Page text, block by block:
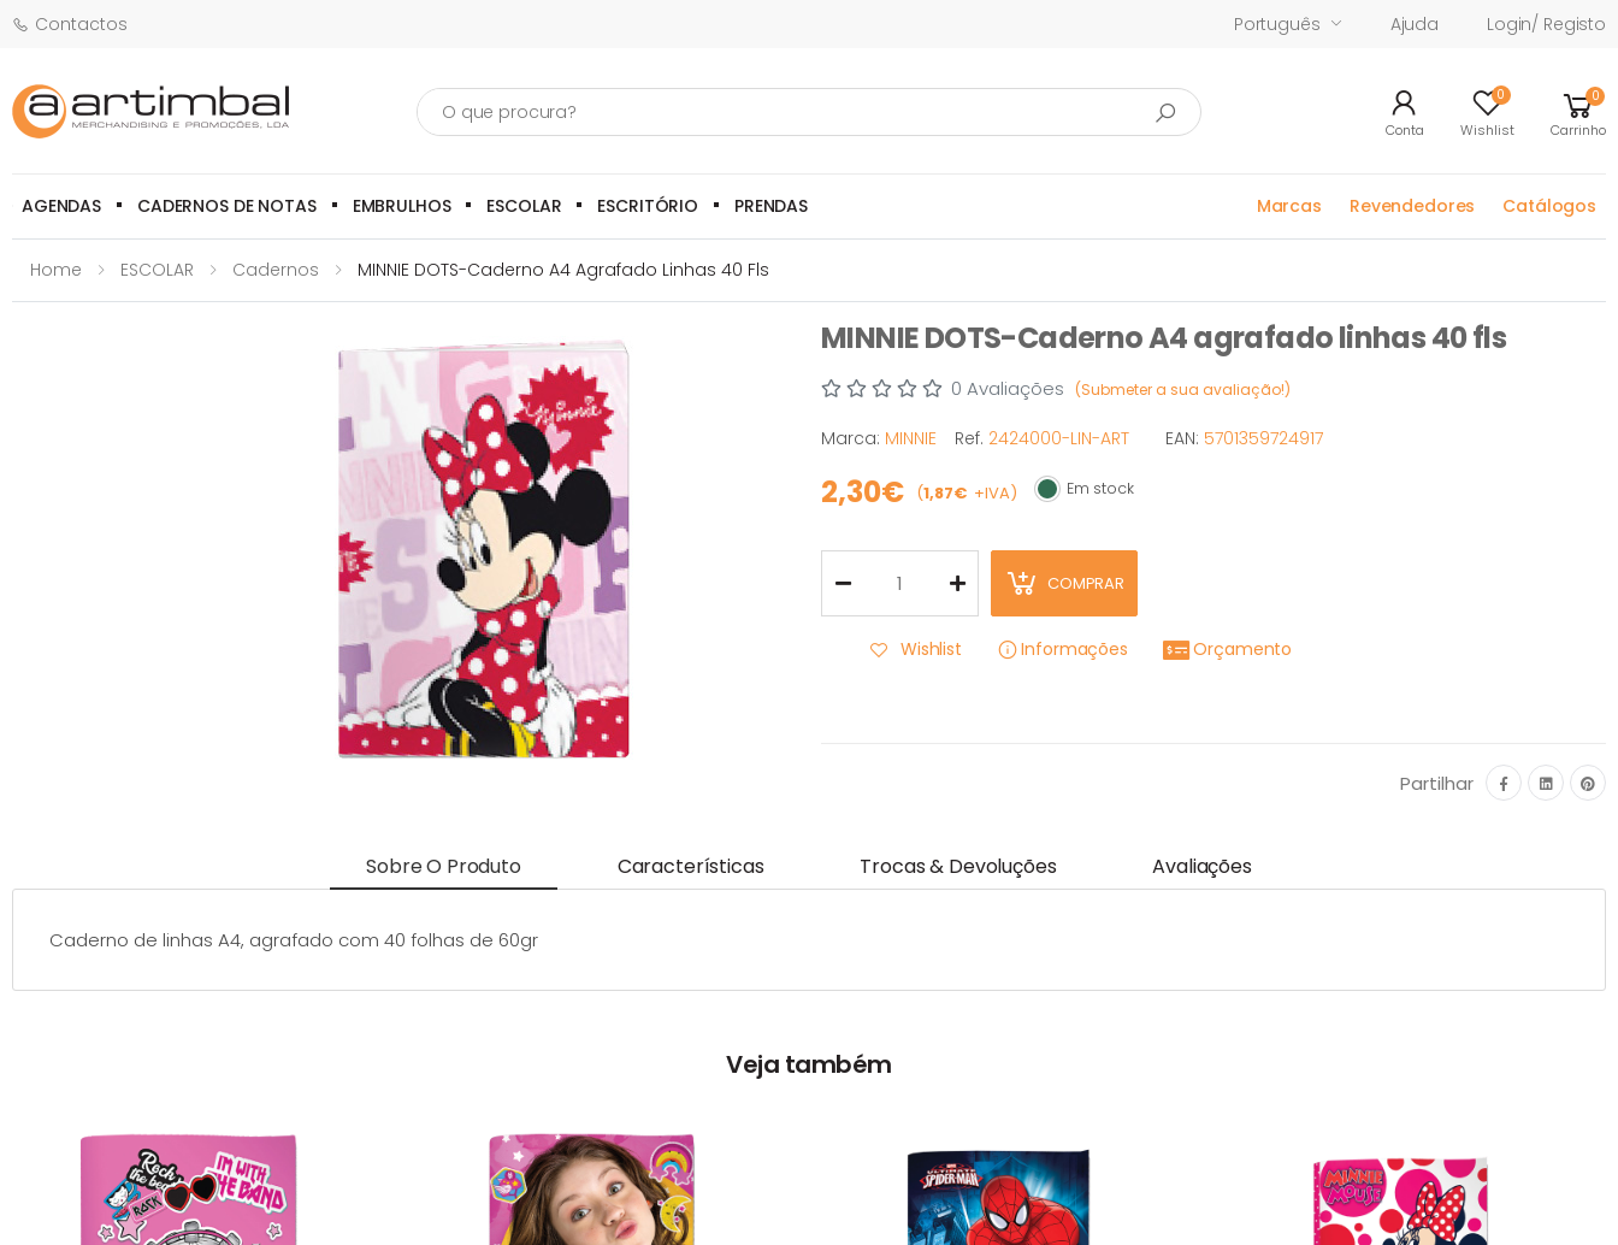
Contactos Português Ajuda Login/ Registo
Pesquisa
Conta
0
Wishlist
0
Carrinho
AGENDAS CADERNOS DE NOTAS EMBRULHOS ESCOLAR ESCRITÓRIO PRENDAS Marcas Revendedores Catálogos
Home ESCOLAR Cadernos MINNIE DOTS-Caderno A4 Agrafado Linhas 40 Fls
MINNIE DOTS-Caderno A4 agrafado linhas 40 fls
0 Avaliações (Submeter a sua avaliação!)
Marca: MINNIE Ref. 2424000-LIN-ART EAN: 5701359724917
2,30€ (1,87€ +IVA) Em stock
Em stock
COMPRAR
Wishlist Informações Orçamento
Partilhar
Sobre O Produto Características Trocas & Devoluções Avaliações
Caderno de linhas A4, agrafado com 40 folhas de 60gr
Veja também